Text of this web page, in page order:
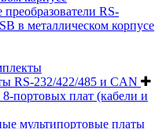
RS-
в металлическом корпусе
RS-232/422/485 и CAN
портовых плат (кабели и
мультипортовые платы